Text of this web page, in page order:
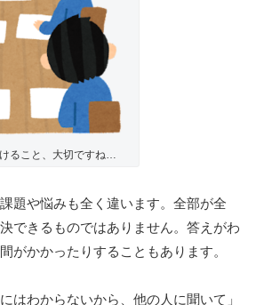
ること、大切ですね…
題や悩みも全く違います。全部が全
できるものではありません。答えがわ
がかかったりすることもあります。
はわからないから、他の人に聞いて」